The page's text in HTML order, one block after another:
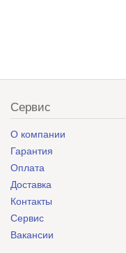
Сервис
О компании
Гарантия
Оплата
Доставка
Контакты
Сервис
Вакансии